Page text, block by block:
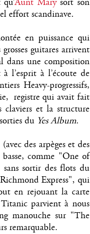
effort scandinave.
en puissance qui
guitares arrivent
dans une composition
l’esprit à l’écoute de
Heavy-progressifs,
registre qui avait fait
et la structure
du Yes Album.
des arpèges et des
comme "One of
sortir des flots du
Express", qui
en rejouant la carte
parvient à nous
manouche sur "The
remarquable.